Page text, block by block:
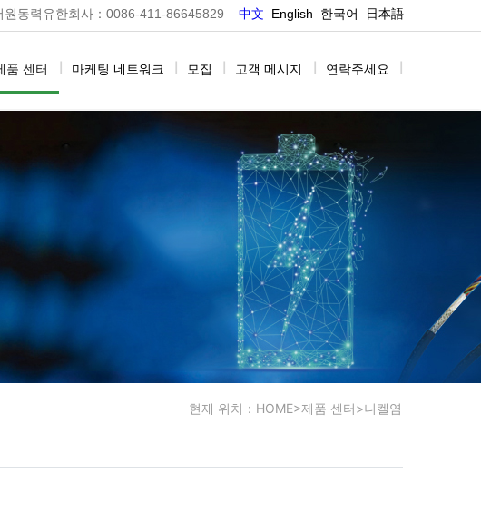
中文 English 한국어 日本語
원동력유한회사：0086-411-86645829
품 센터 마케팅 네트워크 모집 고객 메시지 연락주세요
현재 위치： HOME>제품 센터>니켈염